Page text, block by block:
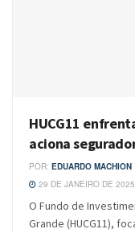
HUCG11
aciona
POR: EDUARDO MACHION
29 DE JANEIRO DE
O Fundo de
Grande (HUCG11),